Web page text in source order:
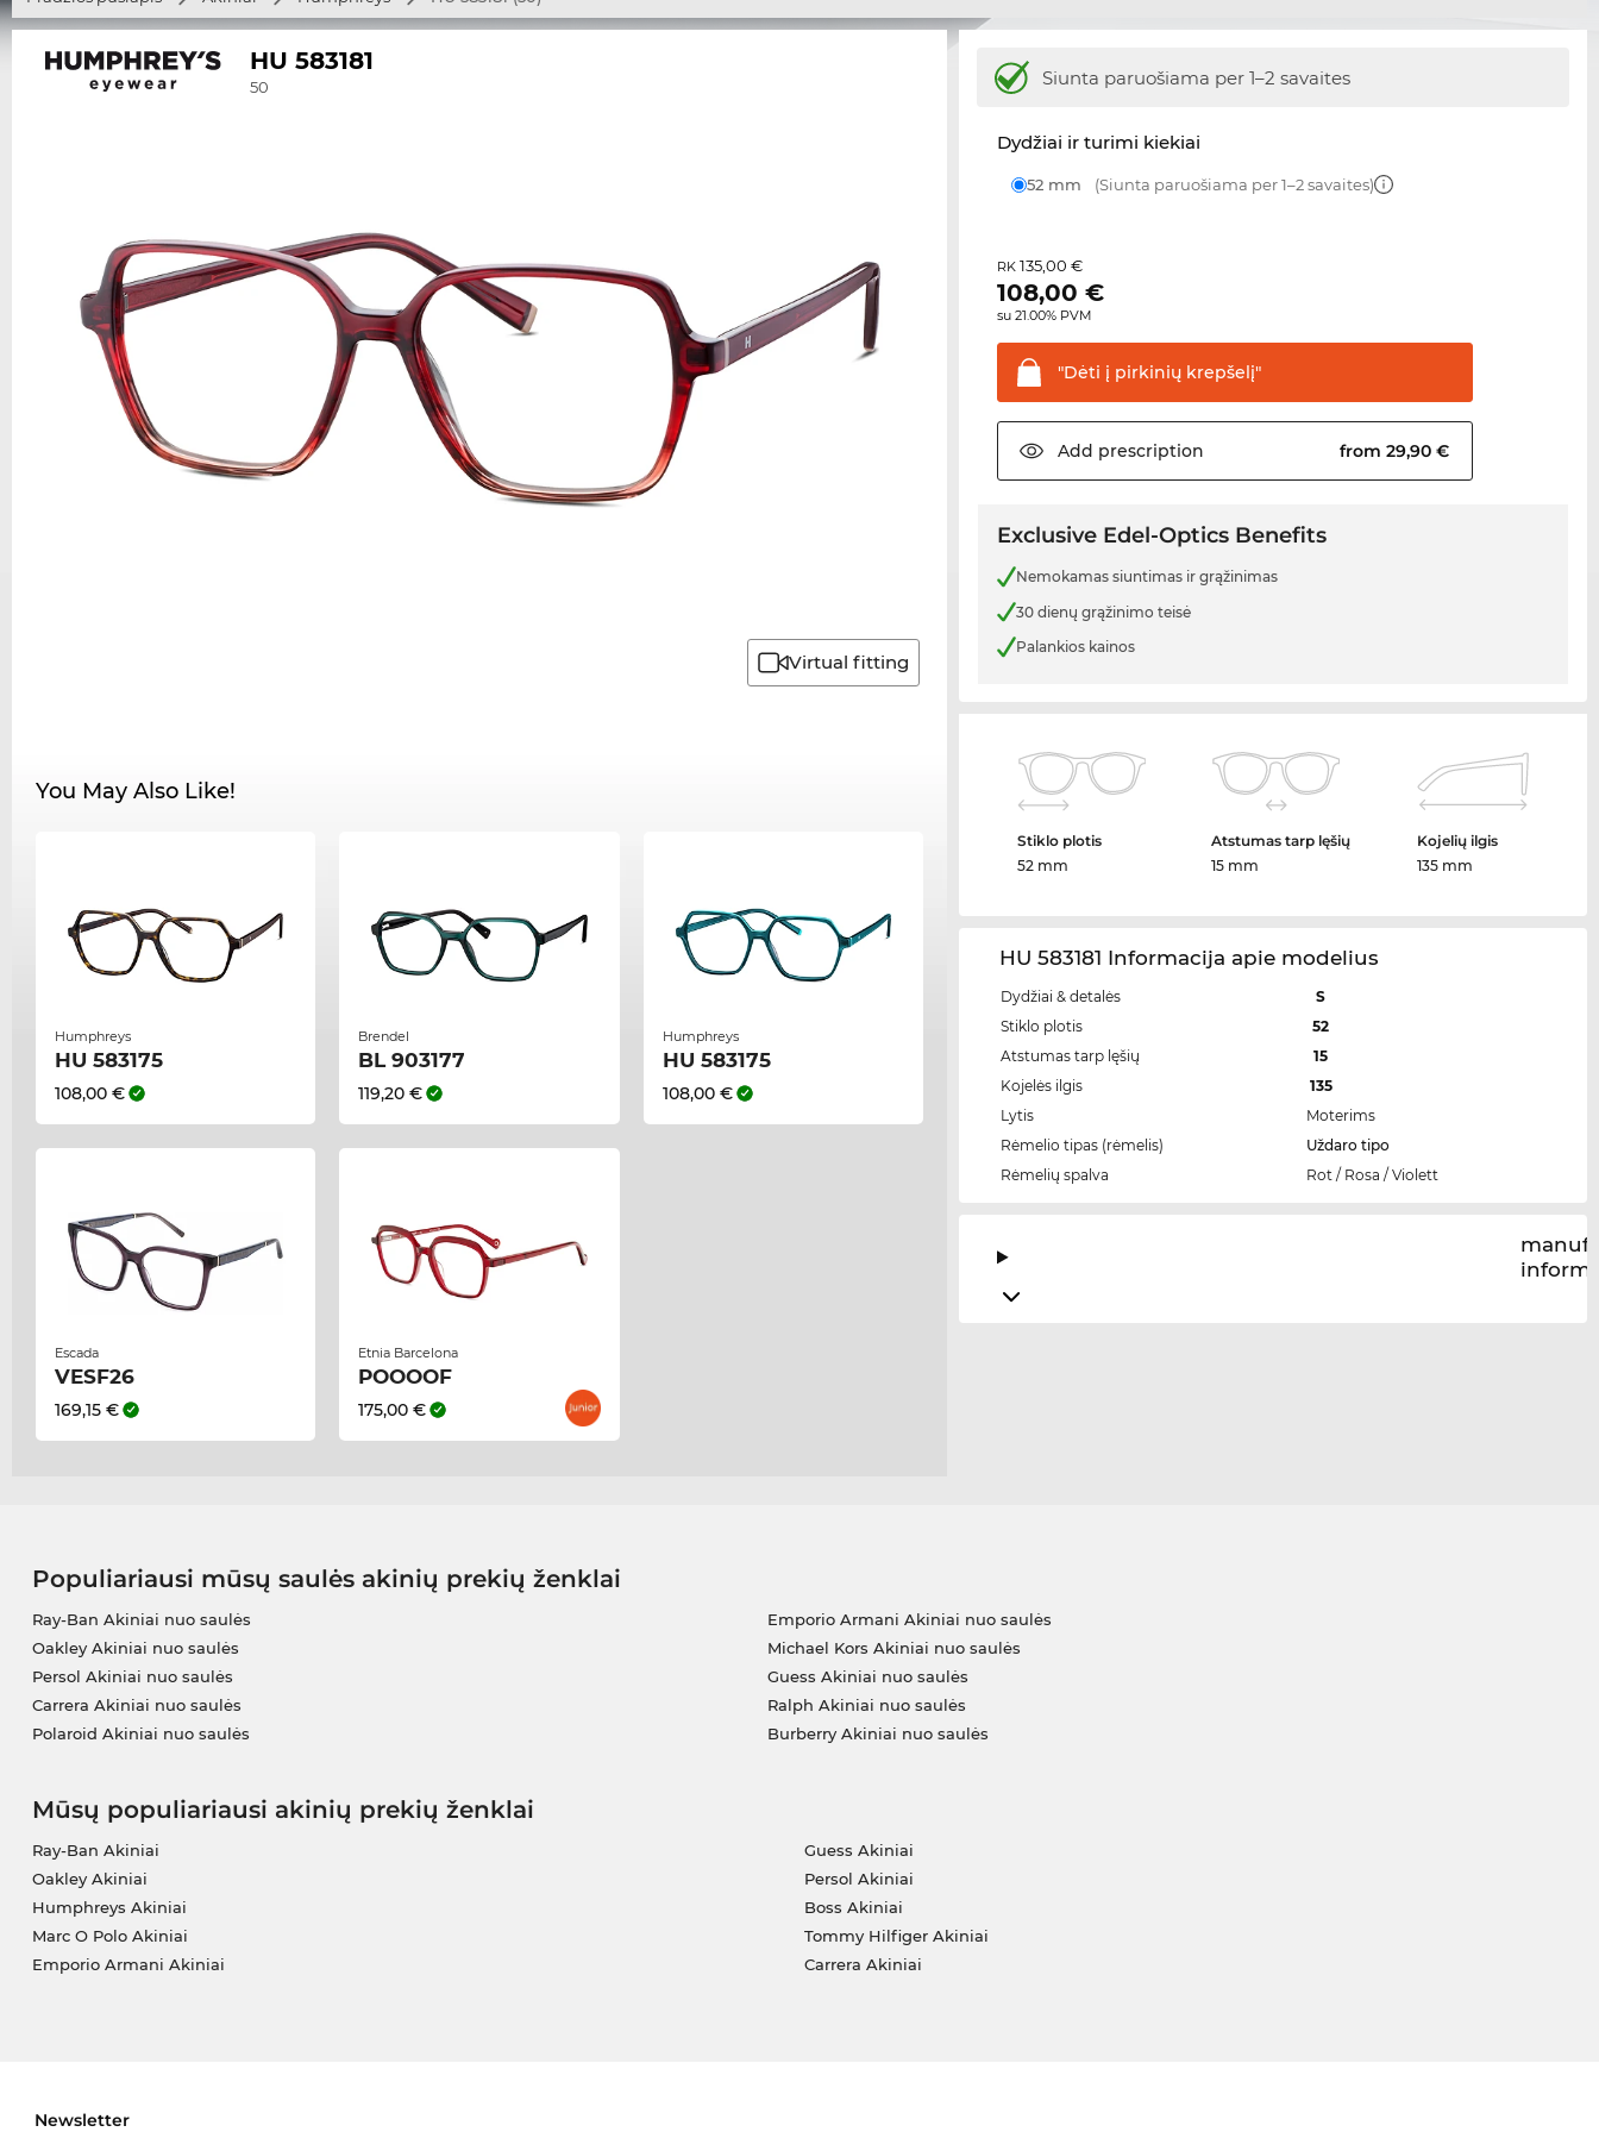
HU 583181
50
Virtual fitting
You May Also Like!
Humphreys
HU 583175
108,00 €
Brendel
BL 903177
119,20 €
Humphreys
HU 583175
108,00 €
Escada
VESF26
169,15 €
Etnia Barcelona
POOOOF
175,00 €
Siunta paruošiama per 1–2 savaites
Dydžiai ir turimi kiekiai
52 mm (Siunta paruošiama per 1–2 savaites)
RK135,00 €
108,00 €
su 21.00% PVM
"Dėti į pirkinių krepšelį"
Add prescription from 29,90 €
Exclusive Edel-Optics Benefits
Nemokamas siuntimas ir grąžinimas
30 dienų grąžinimo teisė
Palankios kainos
Stiklo plotis
52 mm
Atstumas tarp lęšių
15 mm
Kojelių ilgis
135 mm
HU 583181 Informacija apie modelius
Dydžiai & detalės
S
Stiklo plotis
52
Atstumas tarp lęšių
15
Kojelės ilgis
135
Lytis
Moterims
Rėmelio tipas (rėmelis)
Uždaro tipo
Rėmelių spalva
Rot / Rosa / Violett
Populiariausi mūsų saulės akinių prekių ženklai
Ray-Ban Akiniai nuo saulės
Oakley Akiniai nuo saulės
Persol Akiniai nuo saulės
Carrera Akiniai nuo saulės
Polaroid Akiniai nuo saulės
Emporio Armani Akiniai nuo saulės
Michael Kors Akiniai nuo saulės
Guess Akiniai nuo saulės
Ralph Akiniai nuo saulės
Burberry Akiniai nuo saulės
Mūsų populiariausi akinių prekių ženklai
Ray-Ban Akiniai
Oakley Akiniai
Humphreys Akiniai
Marc O Polo Akiniai
Emporio Armani Akiniai
Guess Akiniai
Persol Akiniai
Boss Akiniai
Tommy Hilfiger Akiniai
Carrera Akiniai
Newsletter